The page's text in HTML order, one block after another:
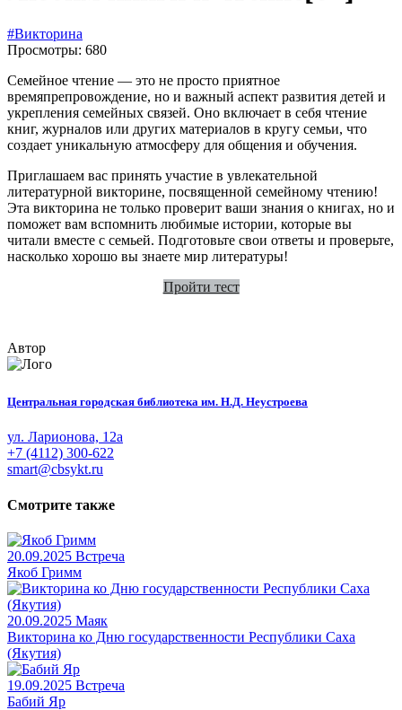
#Викторина
Просмотры: 680
Семейное чтение — это не просто приятное
времяпрепровождение, но и важный аспект развития детей и
укрепления семейных связей. Оно включает в себя чтение
книг, журналов или других материалов в кругу семьи, что
создает уникальную атмосферу для общения и обучения.
Приглашаем вас принять участие в увлекательной
литературной викторине, посвященной семейному чтению!
Эта викторина не только проверит ваши знания о книгах, но и
поможет вам вспомнить любимые истории, которые вы
читали вместе с семьей. Подготовьте свои ответы и проверьте,
насколько хорошо вы знаете мир литературы!
Пройти тест
Автор
Центральная городская библиотека им. Н.Д. Неустроева
ул. Ларионова, 12а
+7 (4112) 300-622
smart@cbsykt.ru
Смотрите также
20.09.2025 Встреча
Якоб Гримм
20.09.2025 Маяк
Викторина ко Дню государственности Республики Саха
(Якутия)
19.09.2025 Встреча
Бабий Яр